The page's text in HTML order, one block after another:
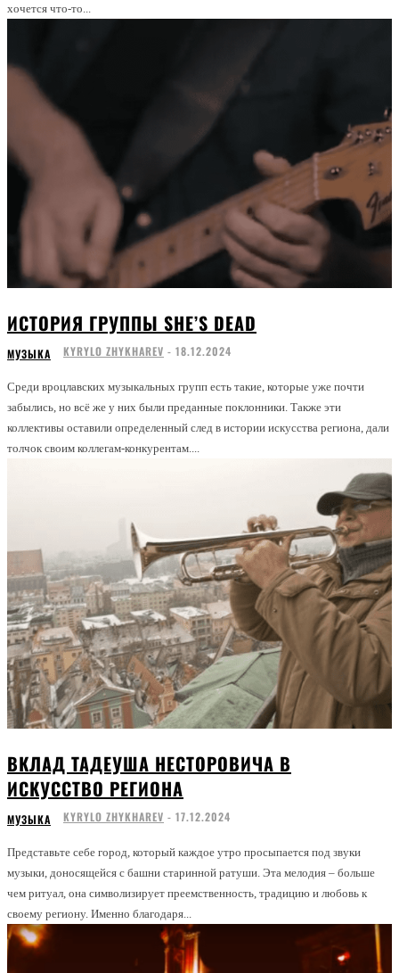
хочется что-то...
ИСТОРИЯ ГРУППЫ SHE’S DEAD
МУЗЫКА KYRYLO ZHYKHAREV - 18.12.2024
Среди вроцлавских музыкальных групп есть такие, которые уже почти
забылись, но всё же у них были преданные поклонники. Также эти
коллективы оставили определенный след в истории искусства региона, дали
толчок своим коллегам-конкурентам....
ВКЛАД ТАДЕУША НЕСТОРОВИЧА В
ИСКУССТВО РЕГИОНА
МУЗЫКА KYRYLO ZHYKHAREV - 17.12.2024
Представьте себе город, который каждое утро просыпается под звуки
музыки, доносящейся с башни старинной ратуши. Эта мелодия – больше
чем ритуал, она символизирует преемственность, традицию и любовь к
своему региону. Именно благодаря...